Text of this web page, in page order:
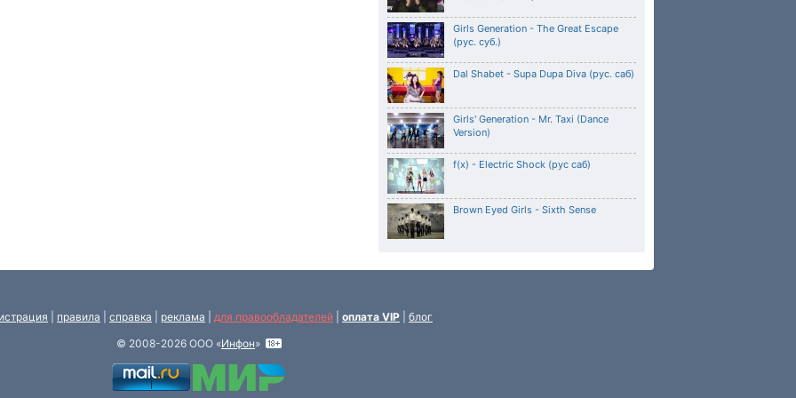
Girls Generation - The Great Escape
(рус. суб.)
Dal Shabet - Supa Dupa Diva (рус. саб)
Girls' Generation - Mr. Taxi (Dance
Version)
f(x) - Electric Shock (рус саб)
Brown Eyed Girls - Sixth Sense
правила справка реклама для правообладателей оплата VIP
блог
© 2008-2026 ООО «Инфон»